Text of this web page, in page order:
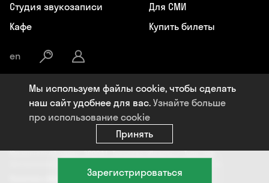
Зарегистрироваться
Студия звукозаписи
Кафе
Для СМИ
Купить билеты
en
Общество с ограниченной ответственностью «Октава», ИНН:
7107119964, ОГРН: 1177154009284, Юридический адрес: 300041, РФ,
Тульская область, г. Тула, пер. Центральный, д. 18, +7 (4872) 77-02-07,
ЧУК «Музей станка», ИНН: 7107124241, ОГРН: 1177154030162,
Юридический адрес: 300041, Тульская область, г. Тула, пер.
Политика обработки персональных данных
Мы используем файлы cookie, чтобы сделать
наш сайт удобнее для вас. Узнайте больше
про использование cookie
Принять